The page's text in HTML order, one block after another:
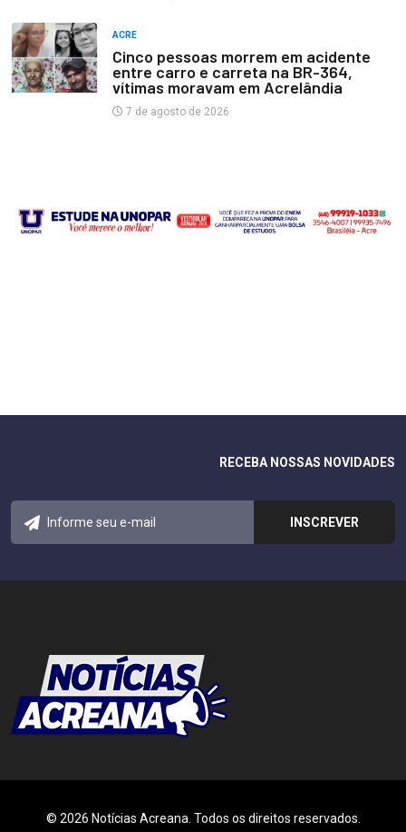
ACRE
Cinco pessoas morrem em acidente
entre carro e carreta na BR-364,
vítimas moravam em Acrelândia
7 de agosto de 2026
RECEBA NOSSAS NOVIDADES
© 2026 Notícias Acreana. Todos os direitos reservados.